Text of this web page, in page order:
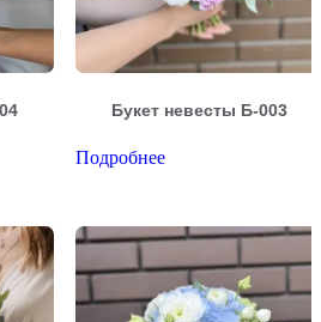
Букет невесты Б-003
Подробнее